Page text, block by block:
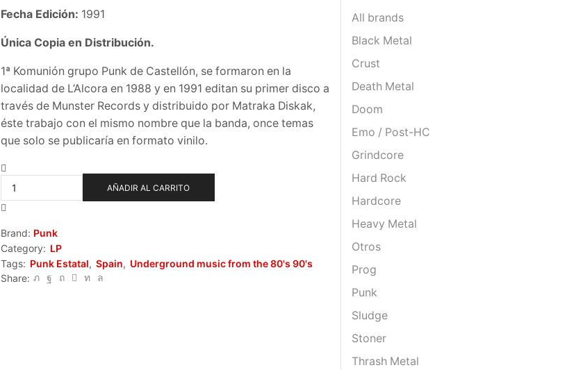
Fecha Edición: 1991
Única Copia en Distribución.
1ª Komunión grupo Punk de Castellón, se formaron en la
localidad de L’Alcora en 1988 y en 1991 editan su primer disco a
través de Munster Records y distribuido por Matraka Diskak,
éste trabajo con el mismo nombre que la banda, once temas
que solo se publicaría en formato vinilo.
cantidad
AÑADIR AL CARRITO
Brand: Punk
Category: LP
Tags: Punk Estatal, Spain, Underground music from the 80's 90's
Share:
All brands
Black Metal
Crust
Death Metal
Doom
Emo / Post-HC
Grindcore
Hard Rock
Hardcore
Heavy Metal
Otros
Prog
Punk
Sludge
Stoner
Thrash Metal